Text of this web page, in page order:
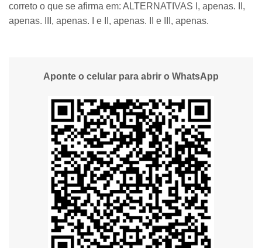
correto o que se afirma em: ALTERNATIVAS I, apenas. II,
apenas. III, apenas. I e II, apenas. II e III, apenas.
Aponte o celular para abrir o WhatsApp